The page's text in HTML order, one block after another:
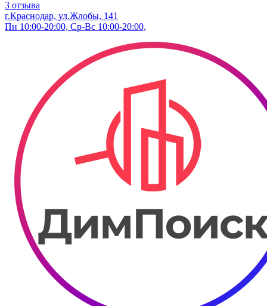
3 отзыва
г.Краснодар, ул.Жлобы, 141
Пн 10:00-20:00, Ср-Вс 10:00-20:00,